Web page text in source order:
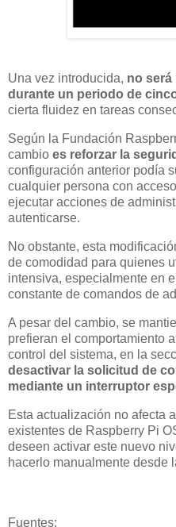
Una vez introducida, no será
durante un periodo de
cierta fluidez en tareas
Según la Fundación
cambio es reforzar la
configuración anterior podía
cualquier persona con
ejecutar acciones de
autenticarse.
No obstante, esta
de comodidad para quienes
intensiva, especialmente en
constante de comandos de
A pesar del cambio, se
prefieran el comportamiento
control del sistema, en la
desactivar la solicitud de
mediante un interruptor
Esta actualización no afecta
existentes de Raspberry Pi
deseen activar este nuevo
hacerlo manualmente desde
Fuentes: